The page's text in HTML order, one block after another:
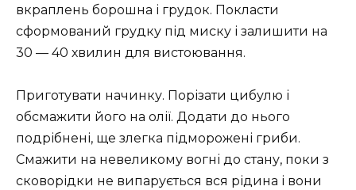
вкраплень борошна і грудок. Покласти
сформований грудку під миску і залишити на
30 — 40 хвилин для вистоювання.
Приготувати начинку. Порізати цибулю і
обсмажити його на олії. Додати до нього
подрібнені, ще злегка підморожені гриби.
Смажити на невеликому вогні до стану, поки з
сковорідки не випарується вся рідина і вони